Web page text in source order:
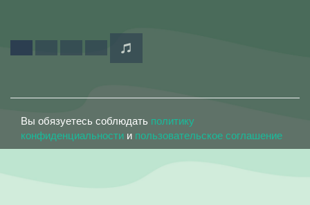
Вы обязуетесь соблюдать политику
конфиденциальности и пользовательское соглашение